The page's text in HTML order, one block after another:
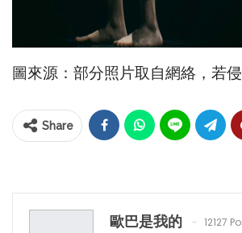
圖來源：部分照片取自網絡，若
Share
歐巴是我的 12127